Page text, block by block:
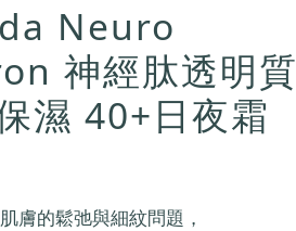
Neuro
神經肽透明質
濕 40+日夜霜
膚的鬆弛與細紋問題，